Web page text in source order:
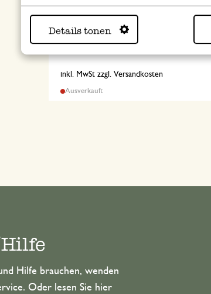
Details tonen
Doppelwandige Teeflasche mit
Sieb, hitzebeständiges Glas, 400 ml
inkl. MwSt zzgl. Versandkosten
Ausverkauft
Hilfe brauchen, wenden
Oder lesen Sie hier